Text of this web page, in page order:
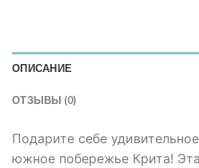
ОПИСАНИЕ
ОТЗЫВЫ (0)
Подарите себе
южное побережье Крита!